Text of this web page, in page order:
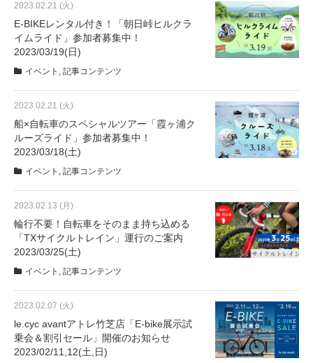
2023.02.21 (火)
E-BIKEレンタル付き！「朝日峠ヒルクラ
イムライド」参加者募集中！
2023/03/19(日)
イベント 記事コンテンツ
2023.02.21 (火)
船×自転車のスペシャルツアー「霞ヶ浦ク
ルーズライド」参加者募集中！
2023/03/18(土)
イベント 記事コンテンツ
2023.02.13 (月)
輪行不要！自転車をそのまま持ち込める
「TXサイクルトレイン」運行のご案内
2023/03/25(土)
イベント 記事コンテンツ
2023.02.07 (火)
le.cyc avantアトレ竹芝店「E-bike展示試
乗会＆割引セール」開催のお知らせ
2023/02/11,12(土,日)